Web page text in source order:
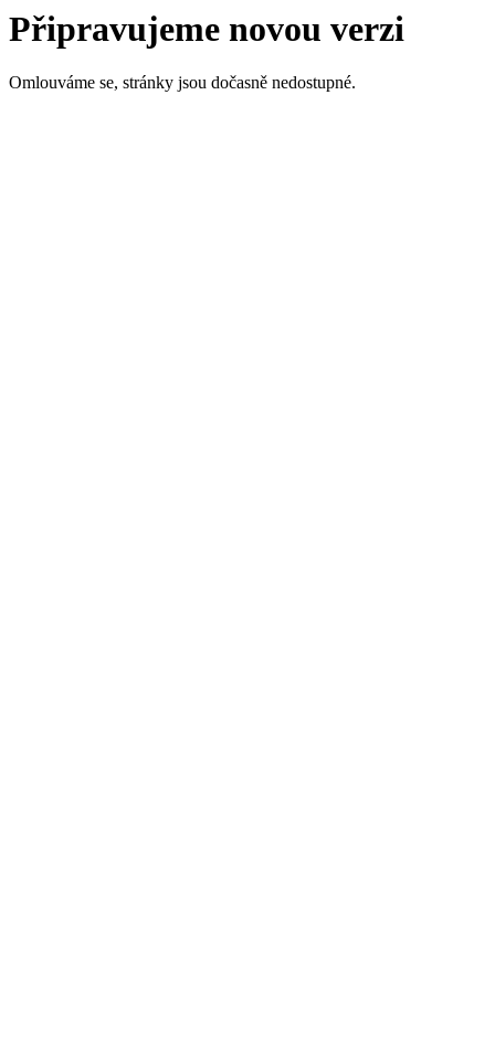
Připravujeme novou verzi
Omlouváme se, stránky jsou dočasně nedostupné.